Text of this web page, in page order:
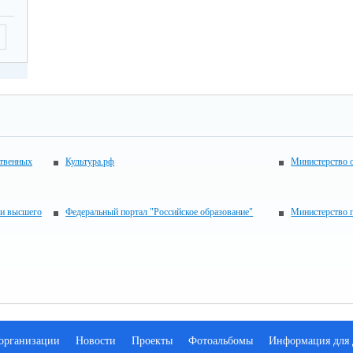
Культура.рф Министерство
высшего
Федеральный портал "Российское образование" Министерство
Новости Проекты Фотоальбомы Информация для